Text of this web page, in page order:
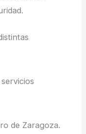
de Zaragoza.